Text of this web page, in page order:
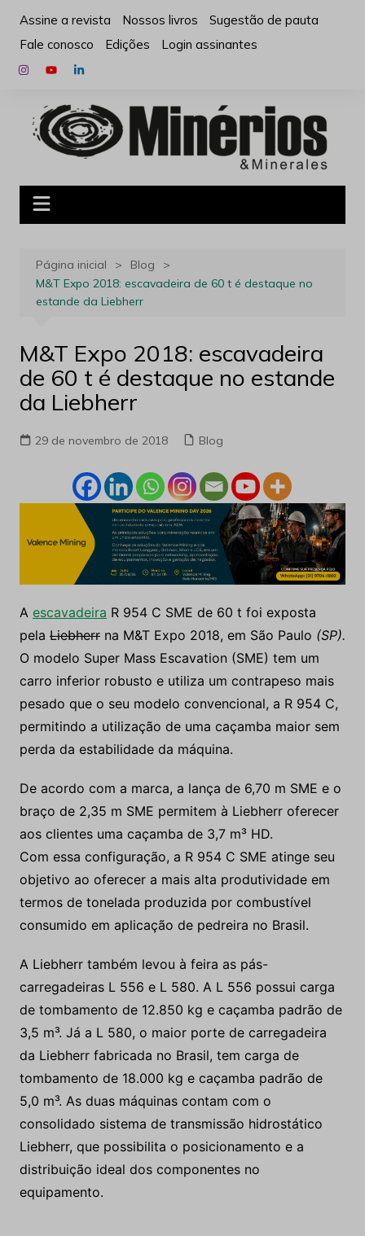
para
conteúdo
Assine a revista Nossos livros
Sugestão de pauta
Fale conosco
Edições Login assinantes
Página inicial
Blog
M&T Expo 2018: escavadeira de 60 t é destaque no
estande da Liebherr
M&T Expo 2018: escavadeira
de 60 t é destaque no estande
da Liebherr
29 de novembro de 2018 Blog
A escavadeira R 954 C SME de 60 t foi exposta
pela Liebherrna M&T Expo 2018, em São Paulo (SP).
O modelo Super Mass Escavation (SME) tem um
carro inferior robusto e utiliza um contrapeso mais
pesado que o seu modelo convencional, a R 954 C,
permitindo a utilização de uma caçamba maior sem
perda da estabilidade da máquina.
De acordo com a marca, a lança de 6,70 m SME e o
braço de 2,35 m SME permitem à Liebherr oferecer
aos clientes uma caçamba de 3,7 m³ HD.
Com essa configuração, a R 954 C SME atinge seu
objetivo ao oferecer a mais alta produtividade em
termos de tonelada produzida por combustível
consumido em aplicação de pedreira no Brasil.
A Liebherr também levou à feira as pás-
carregadeiras L 556 e L 580. A L 556 possui carga
de tombamento de 12.850 kg e caçamba padrão de
3,5 m³. Já a L 580, o maior porte de carregadeira
da Liebherr fabricada no Brasil, tem carga de
tombamento de 18.000 kg e caçamba padrão de
5,0 m³. As duas máquinas contam com o
consolidado sistema de transmissão hidrostático
Liebherr, que possibilita o posicionamento e a
distribuição ideal dos componentes no
equipamento.